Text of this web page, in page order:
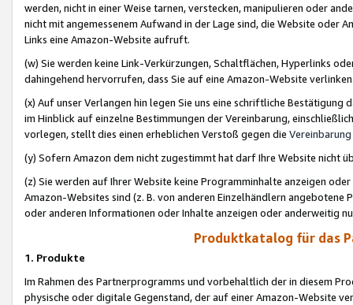
werden, nicht in einer Weise tarnen, verstecken, manipulieren oder
nicht mit angemessenem Aufwand in der Lage sind, die Website oder
Links eine Amazon-Website aufruft.
(w) Sie werden keine Link-Verkürzungen, Schaltflächen, Hyperlinks
dahingehend hervorrufen, dass Sie auf eine Amazon-Website
(x) Auf unser Verlangen hin legen Sie uns eine schriftliche
im Hinblick auf einzelne Bestimmungen der Vereinbarung,
vorlegen, stellt dies einen erheblichen Verstoß gegen die Vereinbarung
(y) Sofern Amazon dem nicht zugestimmt hat darf Ihre Website nicht
(z) Sie werden auf Ihrer Website keine Programminhalte anzeigen
Amazon-Websites sind (z. B. von anderen Einzelhändlern
oder anderen Informationen oder Inhalte anzeigen oder anderweitig
Produktkatalog für das
1. Produkte
Im Rahmen des Partnerprogramms und vorbehaltlich der in diesem
physische oder digitale Gegenstand, der auf einer Amazon-Website